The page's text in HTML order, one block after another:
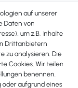
auf unserer
Daten von
um z.B. Inhalte
Drittanbietern
zu analysieren. Die
Cookies. Wir teilen
benennen.
aufgrund eines